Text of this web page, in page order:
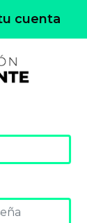
cuenta